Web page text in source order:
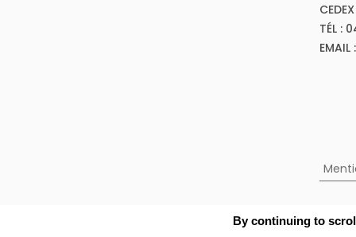
CEDEX
TÉL :
EMAIL
By continuing to